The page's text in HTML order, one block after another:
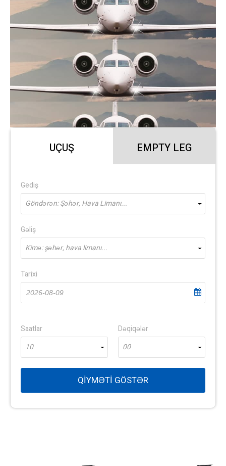
UÇUŞ EMPTY LEG
Gediş
Göndərən: Şəhər, Hava Limanı...
Gəliş
Kimə: şəhər, hava limanı...
Tarixi
Saatlar
10
Dəqiqələr
00
QIYMƏTI GÖSTƏR